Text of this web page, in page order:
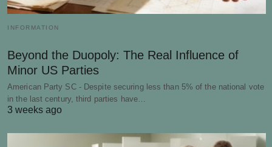
INFORMATION
Beyond the Duopoly: The Real Influence of
Minor US Parties
American Party SC - Despite securing less than 5% of the national vote
in the last century, third parties have…
3 weeks ago